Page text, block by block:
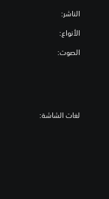
الناشر:
الأنواع:
الصوت:
لغات الشاشة: